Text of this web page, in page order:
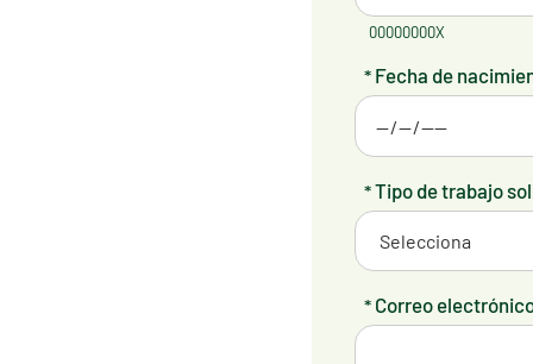
00000000X
* Fecha de
*Tipo de trabajo
* Correo